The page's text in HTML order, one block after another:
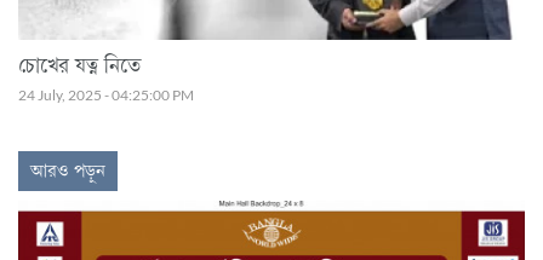
চোখের যত্ন নিতে
24 July, 2025 - 04:25:00 PM
আরও পড়ুন